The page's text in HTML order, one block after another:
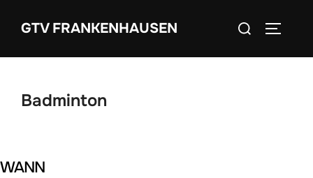
InhaltGTV FRANKENHAUSEN
Suchen
Badminton
WANN